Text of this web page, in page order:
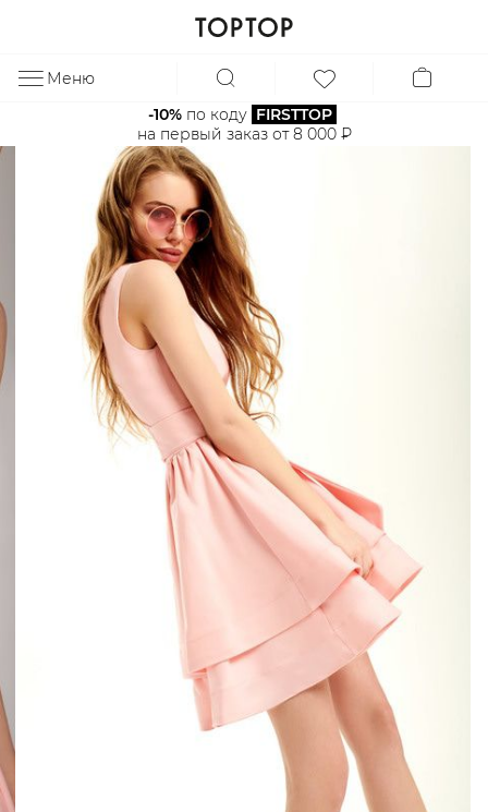
Меню
-10% по коду FIRSTTOP
на первый заказ от 8 000 ₽